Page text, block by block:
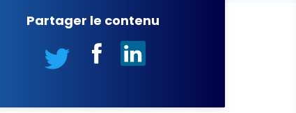
Partager le contenu